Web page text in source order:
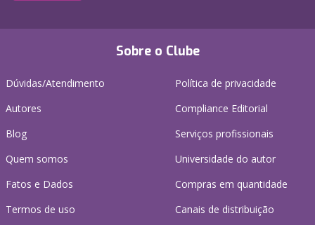
Sobre o Clube
Dúvidas/Atendimento
Autores
Blog
Quem somos
Fatos e Dados
Termos de uso
Política de privacidade
Compliance Editorial
Serviços profissionais
Universidade do autor
Compras em quantidade
Canais de distribuição